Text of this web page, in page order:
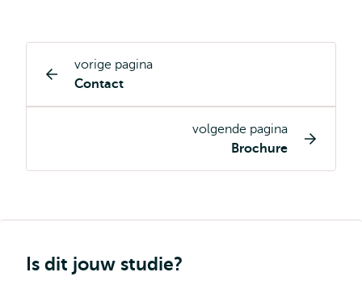
Opleiding
pagina
navigatie
vorige pagina
Contact
volgende pagina
Brochure
Is dit jouw studie?